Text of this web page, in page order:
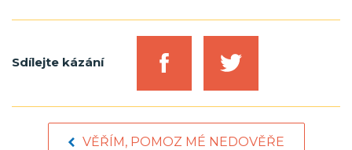
Sdílejte kázání
VĚŘÍM, POMOZ MÉ NEDOVĚŘE